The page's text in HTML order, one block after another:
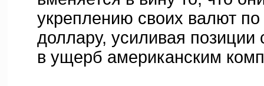
укреплению своих валют
доллару, усиливая позиции
в ущерб американским